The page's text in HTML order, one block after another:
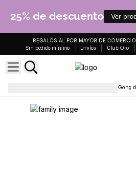
25% de descuento Ver
REGALOS AL POR MAYOR DE
Sin pedido mínimo
Envíos Club Oro
Gong